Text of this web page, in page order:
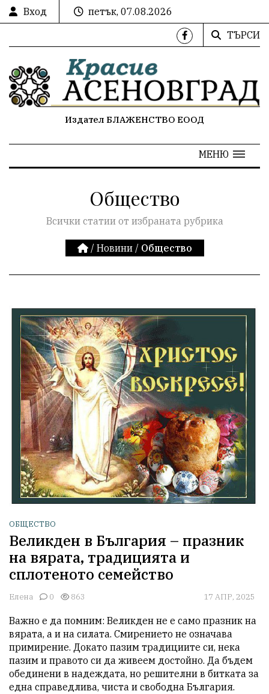
Вход
петък, 07.08.2026
ТЪРСИ
Издател БЛАЖЕНСТВО ЕООД
МЕНЮ
Общество
Всички статии от избраната рубрика
/ Новини / Общество
ОБЩЕСТВО
Великден в България – празник
на вярата, традицията и
сплотеното семейство
Елена 0 863 17 АПР, 2025
Важно е да помним: Великден не е само празник на
вярата, а и на силата. Смирението не означава
примирение. Докато пазим традициите си, нека
пазим и правото си да живеем достойно. Да бъдем
обединени в надеждата, но решителни в битката за
една справедлива, чиста и свободна България.